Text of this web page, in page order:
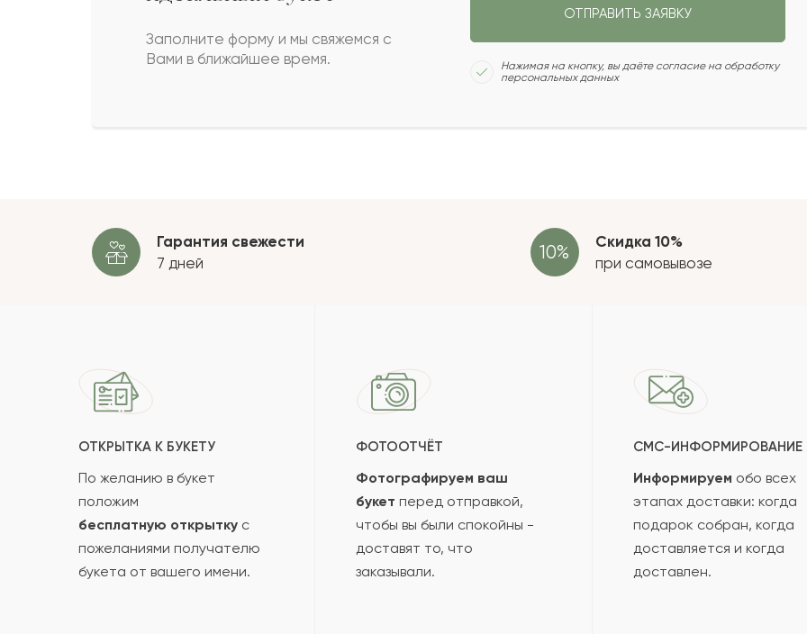
2023-09-27
2023-09-26
Заполните форму и мы свяжемся с
Вами в ближайшее время.
ОТПРАВИТЬ ЗАЯВКУ
Нажимая на кнопку, вы даёте согласие на обработку
персональных данных
Гарантия свежести
7 дней
Скидка 10%
при самовывозе
ОТКРЫТКА К БУКЕТУ
По желанию в букет
положим
бесплатную открытку с
пожеланиями получателю
букета от вашего имени.
ФОТООТЧЁТ
Фотографируем ваш
букет перед отправкой,
чтобы вы были спокойны -
доставят то, что
заказывали.
СМС-ИНФОРМИРОВАНИЕ
Информируем обо всех
этапах доставки: когда
подарок собран, когда
доставляется и когда
доставлен.